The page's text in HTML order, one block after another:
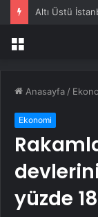
Altı Üstü
Menü
Anasayfa /
Ekonomi
yüzde